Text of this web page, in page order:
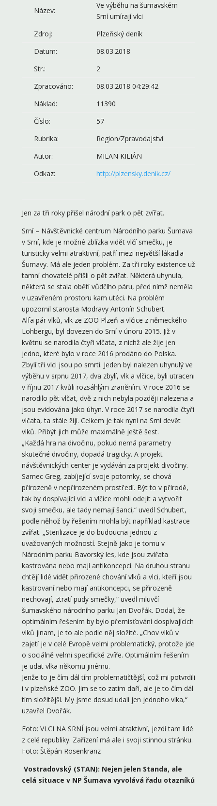
Název:
Ve výběhu na šumavském
Srní umírají vlci
Zdroj:
Plzeňský deník
Datum:
08.03.2018
Str.:
2
Zpracováno:
08.03.2018 04:29:42
Náklad:
11390
Číslo:
57
Rubrika:
Region/Zpravodajství
Autor:
MILAN KILIÁN
Odkaz:
http://plzensky.denik.cz/
Jen za tři roky přišel národní park o pět zvířat.
Srní – Návštěvnické centrum Národního parku Šumava
v Srní, kde je možné zblízka vidět vlčí smečku, je
turisticky velmi atraktivní, patří mezi největší lákadla
Šumavy. Má ale jeden problém. Za tři roky existence už
tamní chovatelé přišli o pět zvířat. Některá uhynula,
některá se stala obětí vůdčího páru, před nímž neměla
v uzavřeném prostoru kam utéci. Na problém
upozornil starosta Modravy Antonín Schubert.
Alfa pár vlků, vlk ze ZOO Plzeň a vlčice z německého
Lohbergu, byl dovezen do Srní v únoru 2015. Již v
květnu se narodila čtyři vlčata, z nichž ale žije jen
jedno, které bylo v roce 2016 prodáno do Polska.
Zbylí tři vlci jsou po smrti. Jeden byl nalezen uhynulý ve
výběhu v srpnu 2017, dva zbylí, vlk a vlčice, byli utraceni
v říjnu 2017 kvůli rozsáhlým zraněním. V roce 2016 se
narodilo pět vlčat, dvě z nich nebyla později nalezena a
jsou evidována jako úhyn. V roce 2017 se narodila čtyři
vlčata, ta stále žijí. Celkem je tak nyní na Srní devět
vlků. Přibýt jich může maximálně ještě šest.
„Každá hra na divočinu, pokud nemá parametry
skutečné divočiny, dopadá tragicky. A projekt
návštěvnických center je vydáván za projekt divočiny.
Samec Greg, zabíjející svoje potomky, se chová
přirozeně v nepřirozeném prostředí. Být to v přírodě,
tak by dospívající vlci a vlčice mohli odejít a vytvořit
svoji smečku, ale tady nemají šanci,“ uvedl Schubert,
podle něhož by řešením mohla být například kastrace
zvířat. „Sterilizace je do budoucna jednou z
uvažovaných možností. Stejně jako je tomu v
Národním parku Bavorský les, kde jsou zvířata
kastrována nebo mají antikoncepci. Na druhou stranu
chtějí lidé vidět přirozené chování vlků a vlci, kteří jsou
kastrovaní nebo mají antikoncepci, se přirozeně
nechovají, ztratí pudy smečky,“ uvedl mluvčí
šumavského národního parku Jan Dvořák. Dodal, že
optimálním řešením by bylo přemisťování dospívajících
vlků jinam, je to ale podle něj složité. „Chov vlků v
zajetí je v celé Evropě velmi problematický, protože jde
o sociálně velmi specifické zvíře. Optimálním řešením
je udat vlka někomu jinému.
Jenže to je čím dál tím problematičtější, což mi potvrdili
i v plzeňské ZOO. Jim se to zatím daří, ale je to čím dál
tím složitější. My jsme dosud udali jen jednoho vlka,“
uzavřel Dvořák.
Foto: VLCI NA SRNÍ jsou velmi atraktivní, jezdí tam lidé
z celé republiky. Zařízení má ale i svoji stinnou stránku.
Foto: Štěpán Rosenkranz
Vostradovský (STAN): Nejen jelen Standa, ale
celá situace v NP Šumava vyvolává řadu otazníků